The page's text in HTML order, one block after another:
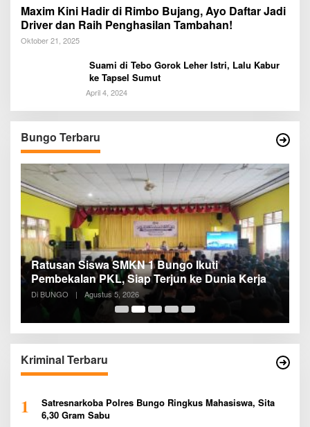
Maxim Kini Hadir di Rimbo Bujang, Ayo Daftar Jadi
Driver dan Raih Penghasilan Tambahan!
Oktober 21, 2025
Suami di Tebo Gorok Leher Istri, Lalu Kabur
ke Tapsel Sumut
April 4, 2024
Bungo Terbaru
Ratusan Siswa SMKN 1 Bungo Ikuti
Pembekalan PKL, Siap Terjun ke Dunia Kerja
Di BUNGO | Agustus 5, 2026
Kriminal Terbaru
1
Satresnarkoba Polres Bungo Ringkus Mahasiswa, Sita
6,30 Gram Sabu